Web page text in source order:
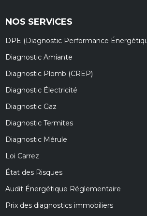
NOS SERVICES
DPE (Diagnostic Performance
Diagnostic Amiante
Diagnostic Plomb (CREP)
Diagnostic Électricité
Diagnostic Gaz
Diagnostic Termites
Diagnostic Mérule
Loi Carrez
État des Risques
Audit Énergétique Réglementaire
Prix des diagnostics immobiliers